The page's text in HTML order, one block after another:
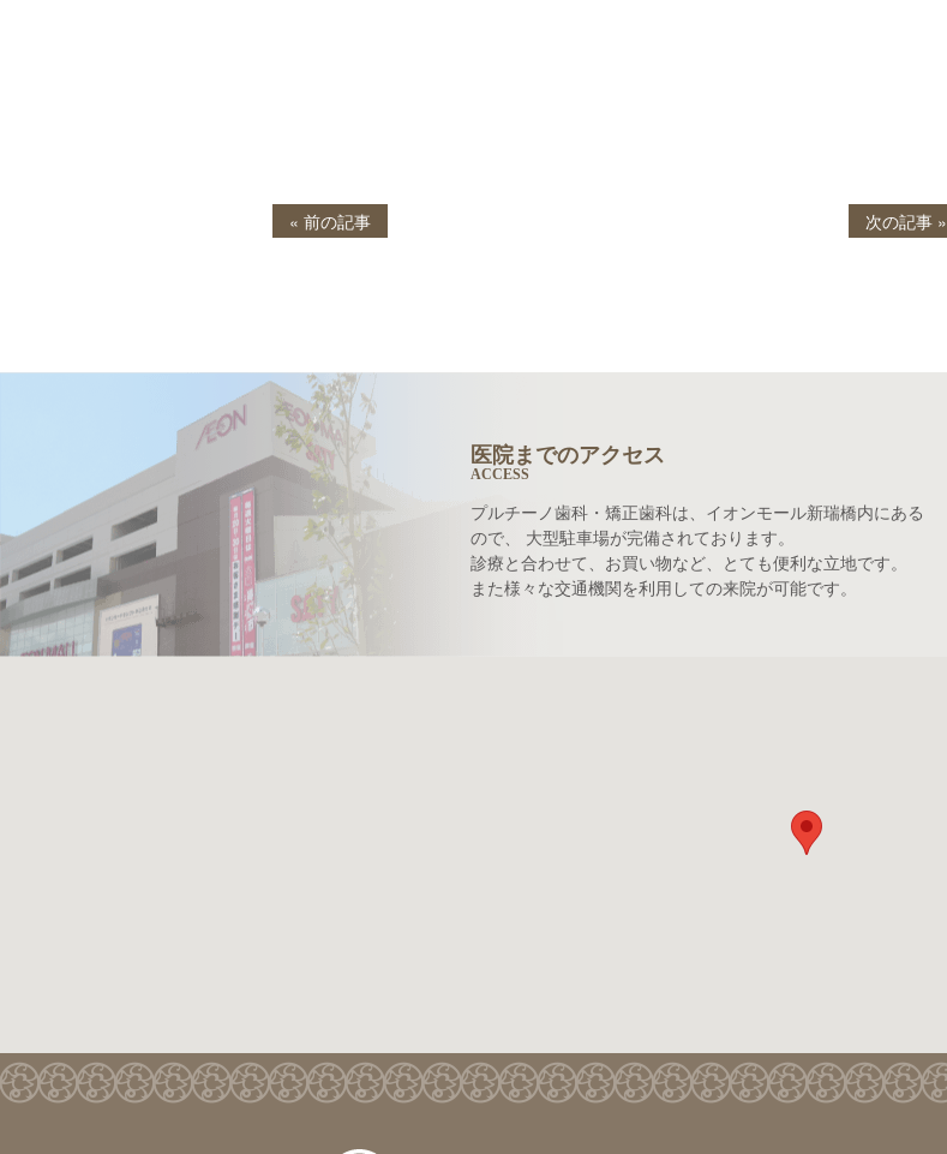
« 前の記事 次の記事 »
医院までのアクセス
ACCESS
プルチーノ歯科・矯正歯科は、イオンモール新瑞橋内にある
ので、 大型駐車場が完備されております。
診療と合わせて、お買い物など、とても便利な立地です。
また様々な交通機関を利用しての来院が可能です。